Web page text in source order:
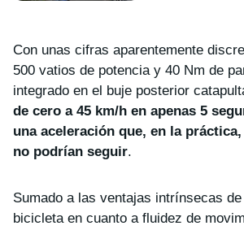
Con unas cifras aparentemente
500 vatios de potencia y 40 Nm de
integrado en el buje posterior
de cero a 45 km/h en apenas 5
una aceleración que, en la
no podrían seguir.
Sumado a las ventajas intrínsecas
bicicleta en cuanto a fluidez de